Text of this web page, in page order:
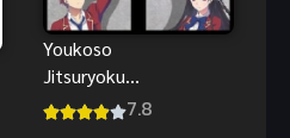
Youkoso
Jitsuryoku
(2017)
7.8